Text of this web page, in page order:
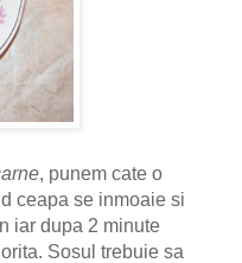
, punem cate o
ceapa se inmoaie si
iar dupa 2 minute
Sosul trebuie sa